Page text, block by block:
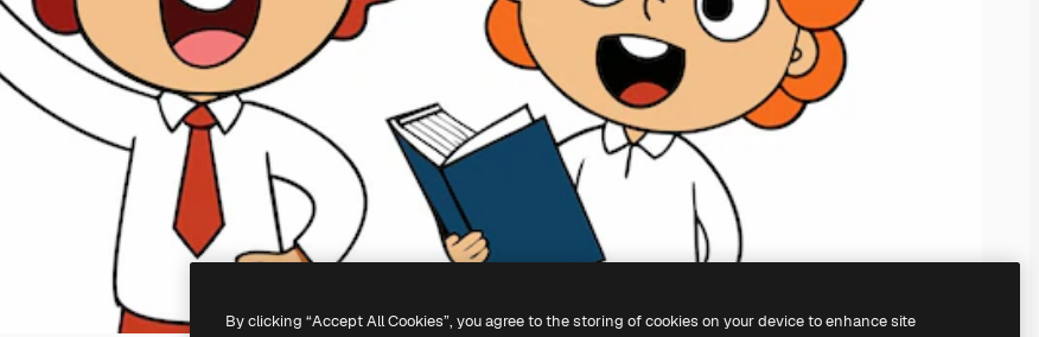
By clicking “Accept All Cookies”, you agree to the storing of cookies on your device to enhance site